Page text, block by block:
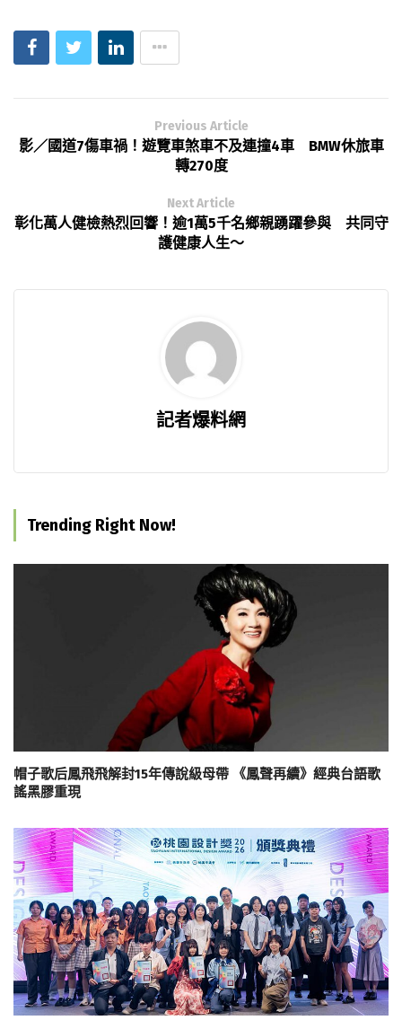
Previous Article
影／國道7傷車禍！遊覽車煞車不及連撞4車 BMW休旅車
轉270度
Next Article
彰化萬人健檢熱烈回響！逾1萬5千名鄉親踴躍參與 共同守
護健康人生～
記者爆料網
Trending Right Now!
帽子歌后鳳飛飛解封15年傳說級母帶 《鳳聲再續》經典台語歌
謠黑膠重現